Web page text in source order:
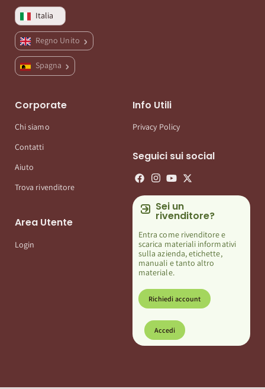
Italia
Regno Unito
Spagna
Corporate
Chi siamo
Contatti
Aiuto
Trova rivenditore
Area Utente
Login
Info Utili
Privacy Policy
Seguici sui social
Sei un
rivenditore?
Entra come rivenditore e
scarica materiali informativi
sulla azienda, etichette,
manuali e tanto altro
materiale.
Richiedi account
Accedi